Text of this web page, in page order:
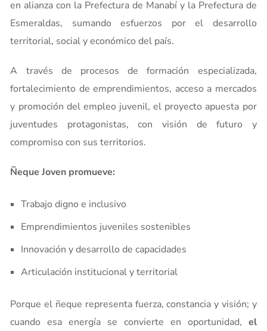
en alianza con la Prefectura de Manabí y la Prefectura de
Esmeraldas, sumando esfuerzos por el desarrollo
territorial, social y económico del país.
A través de procesos de formación especializada,
fortalecimiento de emprendimientos, acceso a mercados
y promoción del empleo juvenil, el proyecto apuesta por
juventudes protagonistas, con visión de futuro y
compromiso con sus territorios.
Ñeque Joven promueve:
Trabajo digno e inclusivo
Emprendimientos juveniles sostenibles
Innovación y desarrollo de capacidades
Articulación institucional y territorial
Porque el ñeque representa fuerza, constancia y visión; y
cuando esa energía se convierte en oportunidad, el